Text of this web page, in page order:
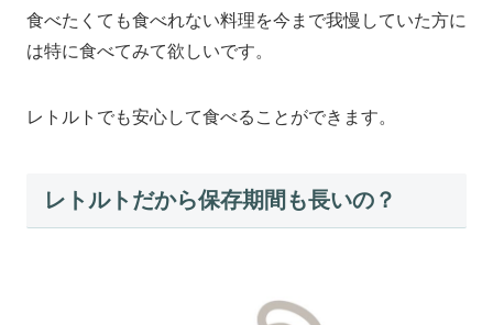
食べたくても食べれない料理を今まで我慢していた方に
は特に食べてみて欲しいです。
レトルトでも安心して食べることができます。
レトルトだから保存期間も長いの？